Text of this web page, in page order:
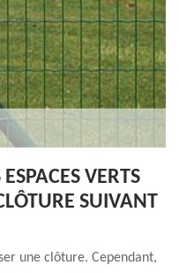
VERTS
SUIVANT
une clôture. Cependant,